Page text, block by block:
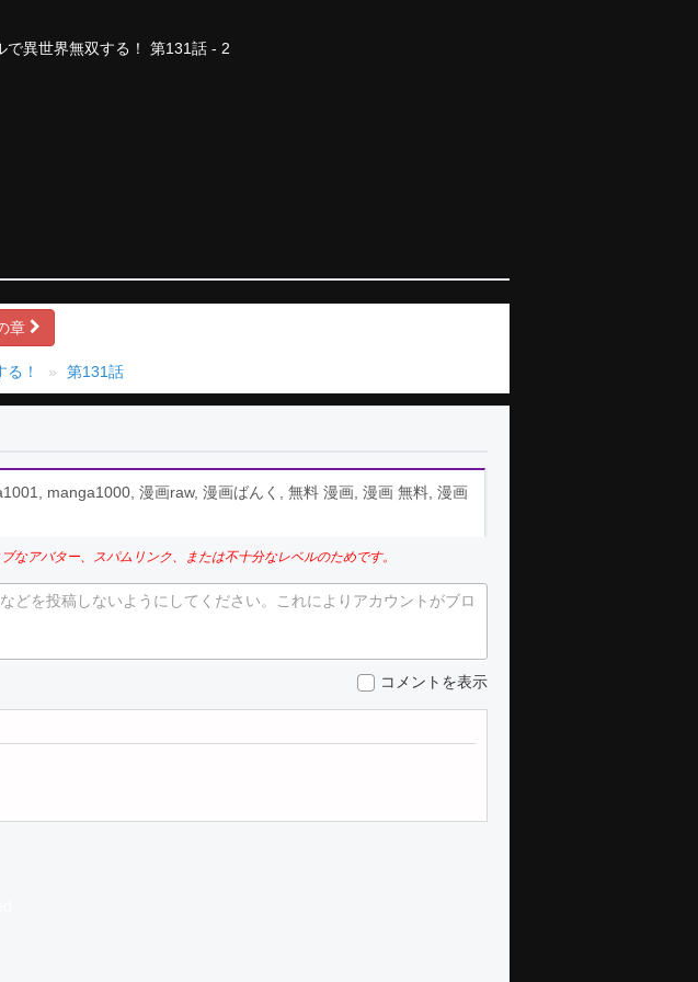
章
！ 第131話
manga1000, 漫画raw, 漫画ばんく, 無料 漫画, 漫画 無料, 漫画
アバター、スパムリンク、または不十分なレベルのためです。
どを投稿しないようにしてください。これによりアカウントがブロ
コメントを表示